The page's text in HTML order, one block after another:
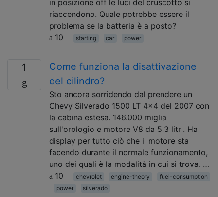
in posizione off le luci del cruscotto si
riaccendono. Quale potrebbe essere il
problema se la batteria è a posto?
10
starting car power
1
Come funziona la disattivazione
del cilindro?
Sto ancora sorridendo dal prendere un
Chevy Silverado 1500 LT 4x4 del 2007 con
la cabina estesa. 146.000 miglia
sull'orologio e motore V8 da 5,3 litri. Ha
display per tutto ciò che il motore sta
facendo durante il normale funzionamento,
uno dei quali è la modalità in cui si trova. …
10
chevrolet engine-theory
fuel-consumption
power
silverado